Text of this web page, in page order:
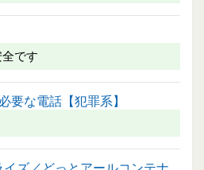
です
要な電話【犯罪系】